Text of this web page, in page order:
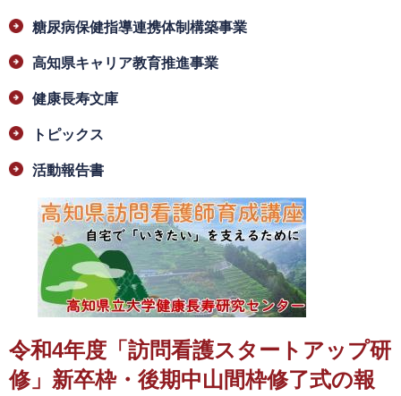
糖尿病保健指導連携体制構築事業
高知県キャリア教育推進事業
健康長寿文庫
トピックス
活動報告書
令和4年度「訪問看護スタートアップ研
修」新卒枠・後期中山間枠修了式の報